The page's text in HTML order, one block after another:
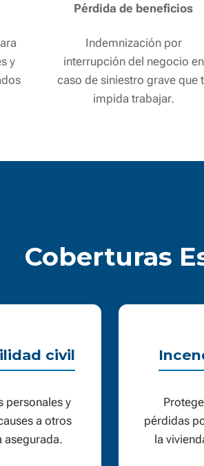
y
Pérdida de beneficios
Indemnización por
interrupción del negocio en
caso de siniestro grave que
impida trabajar.
Coberturas
civil
personales y
a otros
asegurada.
pérdidas
la